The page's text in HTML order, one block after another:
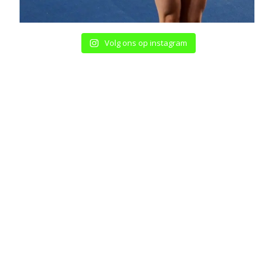
Volg ons op instagram